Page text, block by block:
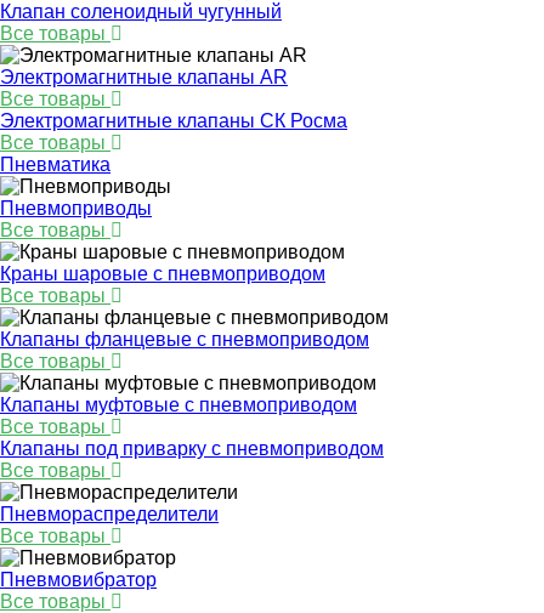
Клапан соленоидный чугунный
Все товары
Электромагнитные клапаны AR
Все товары
Электромагнитные клапаны СК Росма
Все товары
Пневматика
Пневмоприводы
Все товары
Краны шаровые с пневмоприводом
Все товары
Клапаны фланцевые с пневмоприводом
Все товары
Клапаны муфтовые с пневмоприводом
Все товары
Клапаны под приварку с пневмоприводом
Все товары
Пневмораспределители
Все товары
Пневмовибратор
Все товары